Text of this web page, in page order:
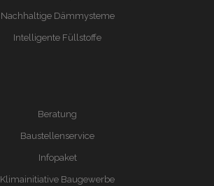
Nachhaltige Dämmysteme
Intelligente Füllstoffe
Beratung
Baustellenservice
Infopaket
Klimainitiative Baugewerbe